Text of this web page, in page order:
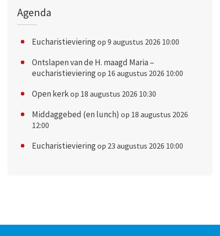
Agenda
Eucharistievieringop 9 augustus 2026 10:00
Ontslapen van de H. maagd Maria –
eucharistievieringop 16 augustus 2026 10:00
Open kerkop 18 augustus 2026 10:30
Middaggebed (en lunch) op 18 augustus 2026
12:00
Eucharistievieringop 23 augustus 2026 10:00